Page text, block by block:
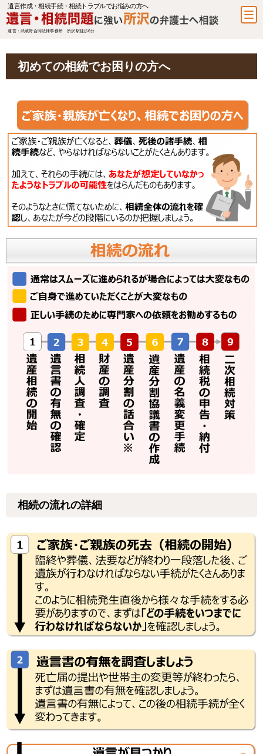
遺言作成・相続手続・相続トラブルでお悩みの方へ
運営：武蔵野合同法律事務所 所沢駅徒歩6分
初めての相続でお困りの方へ
相続の流れの詳細